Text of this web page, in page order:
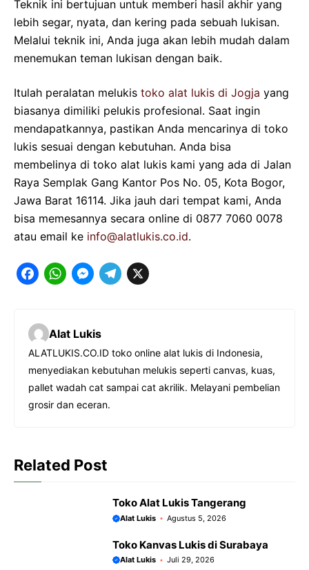
Teknik ini bertujuan untuk memberi hasil akhir yang
lebih segar, nyata, dan kering pada sebuah lukisan.
Melalui teknik ini, Anda juga akan lebih mudah dalam
menemukan teman lukisan dengan baik.
Itulah peralatan melukis toko alat lukis di Jogja yang
biasanya dimiliki pelukis profesional. Saat ingin
mendapatkannya, pastikan Anda mencarinya di toko
lukis sesuai dengan kebutuhan. Anda bisa
membelinya di toko alat lukis kami yang ada di Jalan
Raya Semplak Gang Kantor Pos No. 05, Kota Bogor,
Jawa Barat 16114. Jika jauh dari tempat kami, Anda
bisa memesannya secara online di 0877 7060 0078
atau email ke info@alatlukis.co.id.
F
c
e
b
o
o
W
t
s
A
p
M
s
e
n
g
r
T
e
g
r
a
X
Alat Lukis
ALATLUKIS.CO.ID toko online alat lukis di Indonesia,
menyediakan kebutuhan melukis seperti canvas, kuas,
pallet wadah cat sampai cat akrilik. Melayani pembelian
grosir dan eceran.
Related Post
Toko Alat Lukis Tangerang
Alat Lukis Agustus 5, 2026
Toko Kanvas Lukis di Surabaya
Alat Lukis Juli 29, 2026